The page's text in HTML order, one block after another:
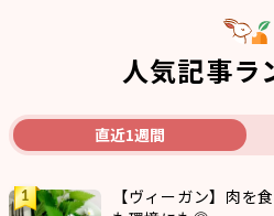
人気記事ラ
直近1週間
【ヴィーガン】肉を